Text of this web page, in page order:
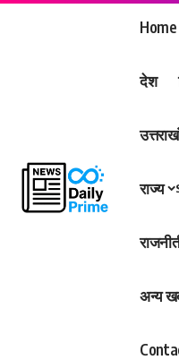
Home
देश
राज्य
अन्य